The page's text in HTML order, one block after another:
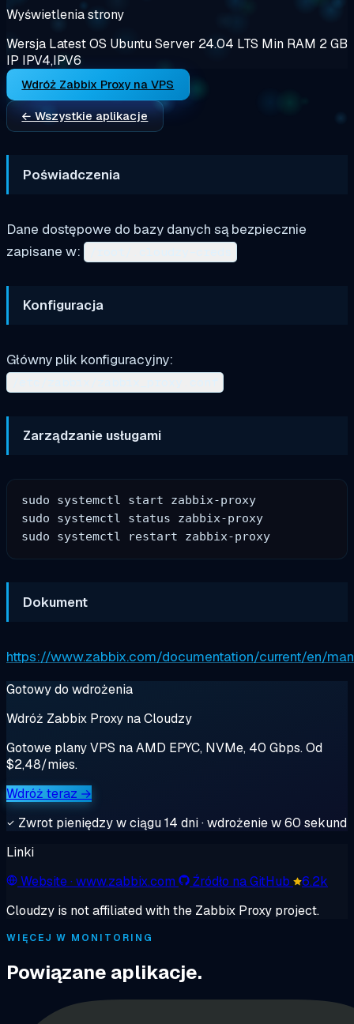
Wyświetlenia strony
Wersja LatestOS Ubuntu Server 24.04 LTS Min RAM 2 GB
IP IPV4,IPV6
Wdróż Zabbix Proxy na VPS
← Wszystkie aplikacje
Poświadczenia
Dane dostępowe do bazy danych są bezpiecznie
zapisane w:
Konfiguracja
Główny plik konfiguracyjny:
Zarządzanie usługami
sudo systemctl start zabbix-proxy
sudo systemctl status zabbix-proxy
Dokument
https://www.zabbix.com/documentation/current/en/
Gotowy do wdrożenia
Wdróż Zabbix Proxy na Cloudzy
Gotowe plany VPS na AMD EPYC, NVMe, 40 Gbps. Od
$2,48/mies.
Wdróż teraz →
Zwrot pieniędzy w ciągu 14 dni · wdrożenie w 60 sekund
Linki
Website· www.zabbix.com Źródło na GitHub
6.2k
Cloudzy is not affiliated with the Zabbix Proxy project.
WIĘCEJ W MONITORING
Powiązane aplikacje.